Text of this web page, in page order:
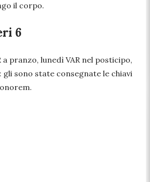
il corpo.
6
a pranzo, lunedì VAR nel posticipo,
gli sono state consegnate le chiavi